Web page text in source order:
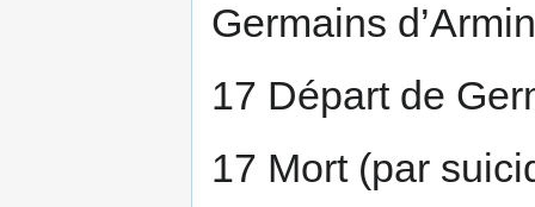
Germains
17 Départ de
17 Mort (par